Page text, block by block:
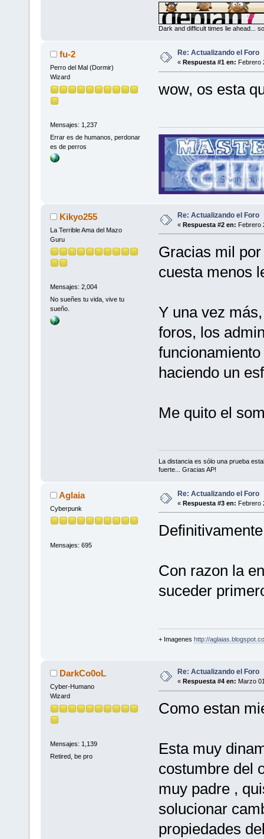
Dark and difficult times lie ahead...
fu-2
Perro del Mal (Dormir)
Wizard
Mensajes: 1,237
Errar es de humanos, perdonar
es de perros
Re: Actualizando el Foro
« Respuesta #1 en: Febrero
wow, os esta
Kikyo255
La Terrible Ama del Mazo
Guru
Mensajes: 2,004
No sueñes tu vida, vive tu
sueño.
Re: Actualizando el Foro
« Respuesta #2 en: Febrero
Gracias mil
cuesta menos
Y una vez
foros, los
haciendo un
Me quito el
La distancia es sólo una prueba
fuerte... Gracias AP!
Aglaia
Cyberpunk
Mensajes: 695
Re: Actualizando el Foro
« Respuesta #3 en: Febrero
Con razon la
suceder
+ Imagenes http://
DarkCo0oL
Cyber-Humano
Wizard
Mensajes: 1,139
Retired, be pro
Re: Actualizando el Foro
« Respuesta #4 en: Marzo
Como estan
Esta muy
costumbre del
muy padre ,
solucionar
propiedades